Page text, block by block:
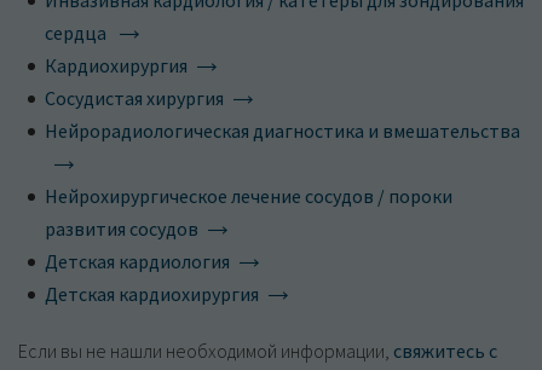
сердца
Кардиохирургия
Сосудистая хирургия
Нейрорадиологическая диагностика и вмешательства
Нейрохирургическое лечение сосудов / пороки
развития сосудов
Детская кардиология
Детская кардиохирургия
Если вы не нашли необходимой информации, свяжитесь с